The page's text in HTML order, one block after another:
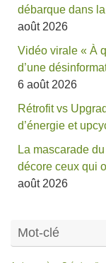
débarque dans
août 2026
Vidéo virale « À
d’une
6 août 2026
Rétrofit vs
d’énergie et
La mascarade
décore ceux qui
août 2026
Mot-clé